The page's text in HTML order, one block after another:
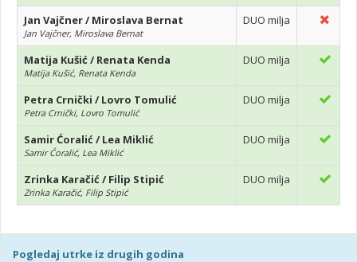
Jan Vajčner / Miroslava Bernat
Jan Vajčner, Miroslava Bernat
DUO milja
Matija Kušić / Renata Kenda
Matija Kušić, Renata Kenda
DUO milja
Petra Crnički / Lovro Tomulić
Petra Crnički, Lovro Tomulić
DUO milja
Samir Ćoralić / Lea Miklić
Samir Ćoralić, Lea Miklić
DUO milja
Zrinka Karačić / Filip Stipić
Zrinka Karačić, Filip Stipić
DUO milja
Pogledaj utrke iz drugih godina